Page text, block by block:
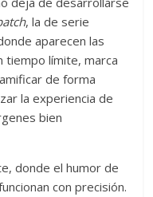
, la de serie
aparecen las
tiempo límite, marca
de forma
la experiencia de
bien
donde el humor de
con precisión.